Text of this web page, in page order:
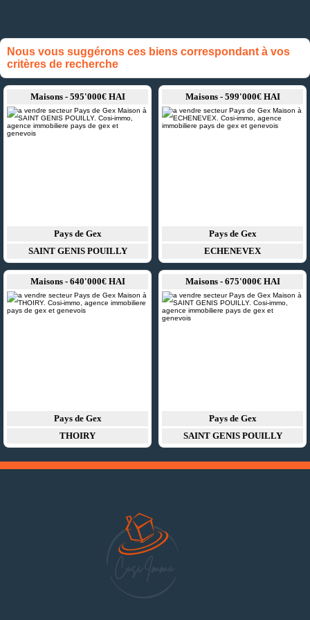
Nous vous suggérons ces biens correspondant à vos
critères de recherche
Maisons - 595'000€ HAI
Pays de Gex
SAINT GENIS POUILLY
Maisons - 599'000€ HAI
Pays de Gex
ECHENEVEX
Maisons - 640'000€ HAI
Pays de Gex
THOIRY
Maisons - 675'000€ HAI
Pays de Gex
SAINT GENIS POUILLY